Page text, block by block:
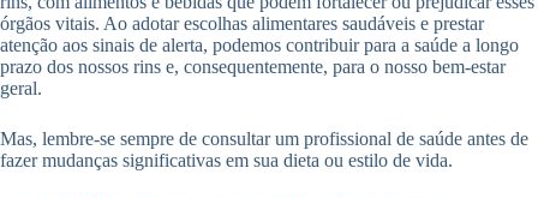
órgãos vitais. Ao adotar escolhas alimentares saudáveis e prestar
atenção aos sinais de alerta, podemos contribuir para a saúde a longo
prazo dos nossos rins e, consequentemente, para o nosso bem-estar
geral.
Mas, lembre-se sempre de consultar um profissional de saúde antes de
fazer mudanças significativas em sua dieta ou estilo de vida.